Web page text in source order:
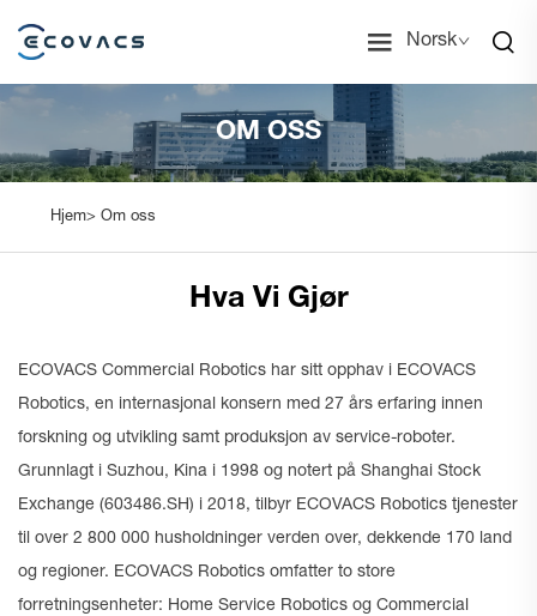
Norsk
OM OSS
Hjem> Om oss
Hva Vi Gjør
ECOVACS Commercial Robotics har sitt opphav i ECOVACS
Robotics, en internasjonal konsern med 27 års erfaring innen
forskning og utvikling samt produksjon av service-roboter.
Grunnlagt i Suzhou, Kina i 1998 og notert på Shanghai Stock
Exchange (603486.SH) i 2018, tilbyr ECOVACS Robotics tjenester
til over 2 800 000 husholdninger verden over, dekkende 170 land
og regioner. ECOVACS Robotics omfatter to store
forretningsenheter: Home Service Robotics og Commercial